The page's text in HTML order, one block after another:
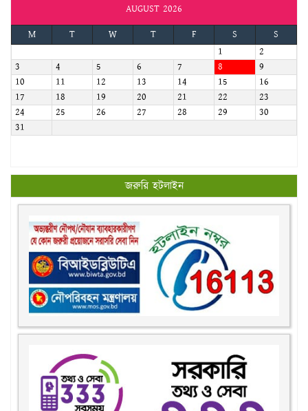
AUGUST 2026
M
T W T F S
S
1
2
3
4 5 6 7 8
9
10
11 12 13 14 15
16
17
18 19 20 21 22
23
24
25 26 27 28 29
30
31
জরুরি হটলাইন